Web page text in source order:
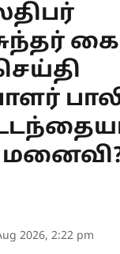
2026, 2:22 pm